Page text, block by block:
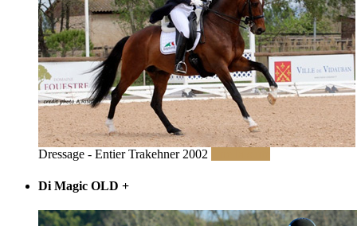
Dressage - Entier Trakehner 2002
Di Magic OLD +